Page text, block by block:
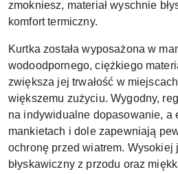
zmokniesz, materiał wyschnie
komfort termiczny.
Kurtka została wyposażona w
wodoodpornego, ciężkiego
zwiększa jej trwałość w
większemu zużyciu. Wygodny,
na indywidualne dopasowanie, a
mankietach i dole zapewniają
ochronę przed wiatrem. Wysokiej
błyskawiczny z przodu oraz